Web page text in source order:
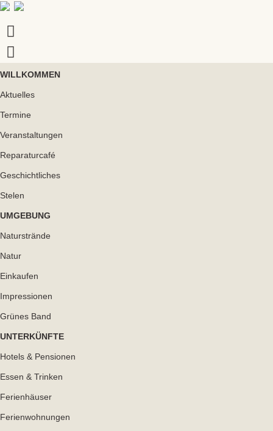
WILLKOMMEN
Aktuelles
Termine
Veranstaltungen
Reparaturcafé
Geschichtliches
Stelen
UMGEBUNG
Naturstrände
Natur
Einkaufen
Impressionen
Grünes Band
UNTERKÜNFTE
Hotels & Pensionen
Essen & Trinken
Ferienhäuser
Ferienwohnungen